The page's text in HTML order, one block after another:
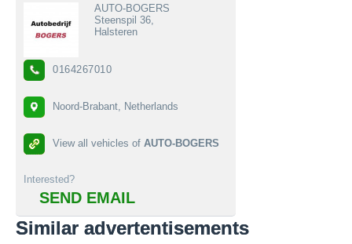
AUTO-BOGERS
Steenspil 36,
Halsteren
0164267010
Noord-Brabant, Netherlands
View all vehicles of AUTO-BOGERS
Interested?
SEND EMAIL
Similar advertentisements